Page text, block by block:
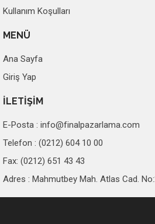
Kullanım Koşulları
MENÜ
Ana Sayfa
Giriş Yap
İLETİŞİM
E-Posta : info@finalpazarlama.com
Telefon : (0212) 604 10 00
Fax: (0212) 651 43 43
Adres : Mahmutbey Mah. Atlas Cad.